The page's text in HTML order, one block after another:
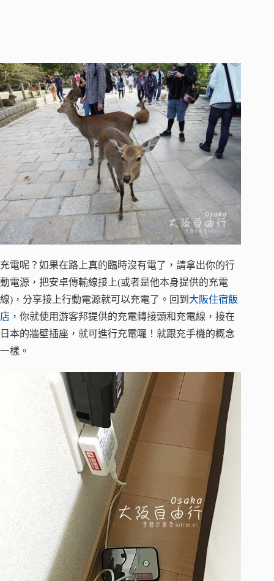
充電呢？如果在路上真的臨時沒有電了，請拿出你的行
動電源，把安卓傳輸線接上(或者是他本身提供的充電
線)，分享接上行動電源就可以充電了。回到 大阪住宿飯
店 ，你就使用游客邦提供的充電轉接頭和充電線，接在
日本的牆壁插座，就可進行充電囉！就跟充手機的概念
一樣。